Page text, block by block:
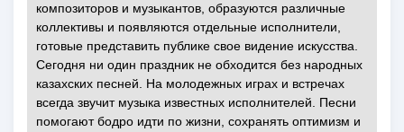
композиторов и музыкантов, образуются различные
коллективы и появляются отдельные исполнители,
готовые представить публике свое видение искусства.
Сегодня ни один праздник не обходится без народных
казахских песней. На молодежных играх и встречах
всегда звучит музыка известных исполнителей. Песни
помогают бодро идти по жизни, сохранять оптимизм и